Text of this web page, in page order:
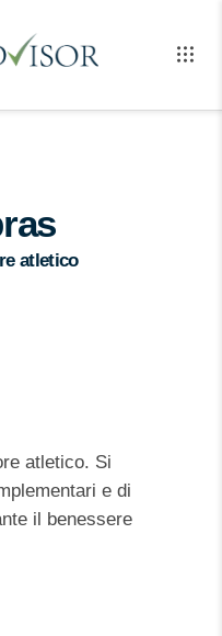
atletico
atletico. Si
e di
il benessere